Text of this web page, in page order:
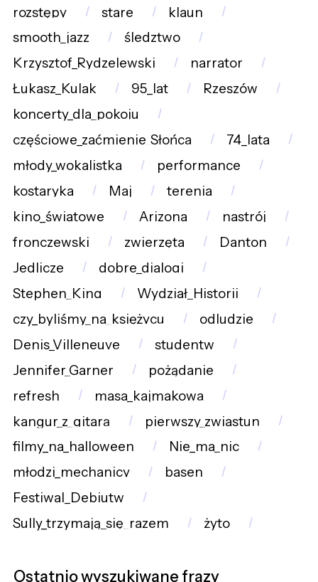
rozstępy stare
klaun
smooth_jazz
śledztwo
Krzysztof_Rydzelewski
narrator
Łukasz_Kulak
95_lat
Rzeszów
koncerty_dla_pokoju
częściowe_zaćmienie_Słońca
74_lata
młody_wokalistka
performance
kostaryka
Maj
terenia
kino_światowe
Arizona
nastrój
fronczewski
zwierzęta
Danton
Jedlicze
dobre_dialogi
Stephen_King
Wydział_Historii
czy_byliśmy_na_księżycu
odludzie
Denis_Villeneuve
studentw
Jennifer_Garner
pożądanie
refresh
masa_kajmakowa
kangur_z_gitarą
pierwszy_zwiastun
filmy_na_halloween
Nie_ma_nic
młodzi_mechanicy
basen
Festiwal_Debiutw
Sully_trzymają_się_razem
żyto
Ostatnio wyszukiwane frazy